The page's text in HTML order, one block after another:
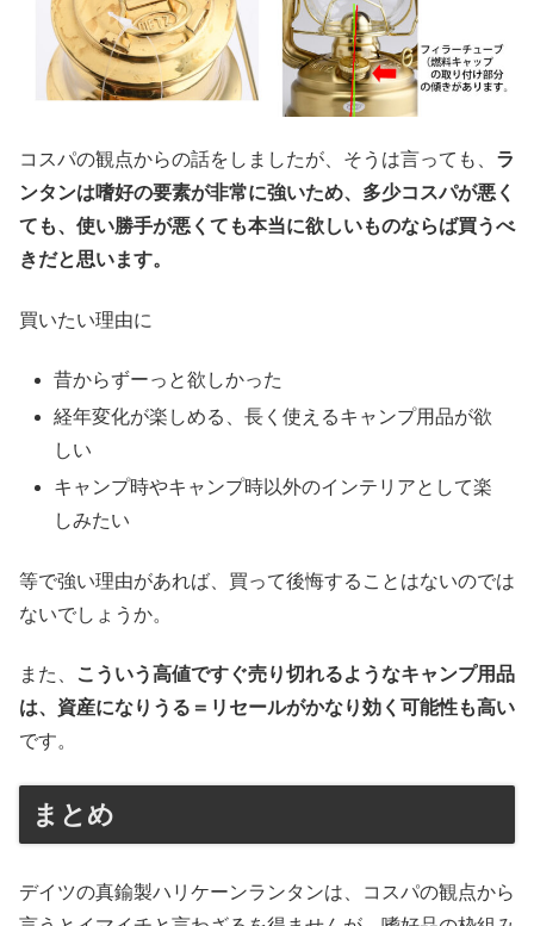
コスパの観点からの話をしましたが、そうは言っても、 ラ
ンタンは嗜好の要素が非常に強いため、多少コスパが悪く
ても、使い勝手が悪くても本当に欲しいものならば買うべ
きだと思います。
買いたい理由に
昔からずーっと欲しかった
経年変化が楽しめる、長く使えるキャンプ用品が欲
しい
キャンプ時やキャンプ時以外のインテリアとして楽
しみたい
等で強い理由があれば、買って後悔することはないのでは
ないでしょうか。
また、
こういう高値ですぐ売り切れるようなキャンプ用品
は、資産になりうる＝リセールがかなり効く可能性も高い
です。
まとめ
デイツの真鍮製ハリケーンランタンは、コスパの観点から